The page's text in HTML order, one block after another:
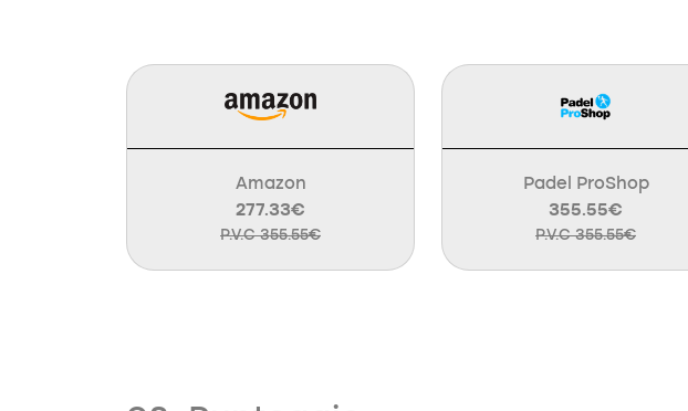
Amazon
277.33€
P.V.C 355.55€
Padel ProShop
355.55€
P.V.C 355.55€